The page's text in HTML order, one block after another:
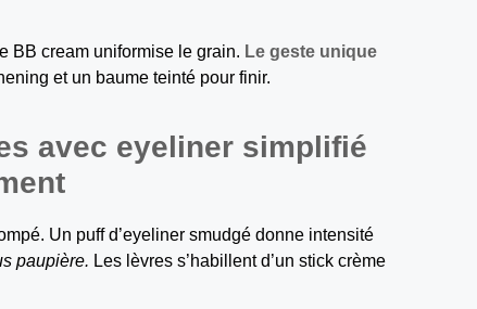
BB cream uniformise le grain. Le geste unique
et un baume teinté pour finir.
avec eyeliner simplifié
Un puff d’eyeliner smudgé donne intensité
paupière. Les lèvres s’habillent d’un stick crème